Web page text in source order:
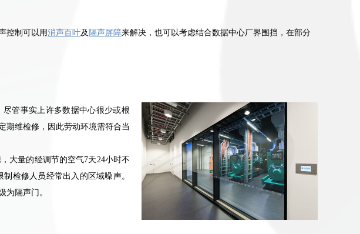
控制可以用消声百叶及 隔声屏障来解决，也可以考虑结合数据中心厂界围挡，在部分
管事实上许多数据中心很少或根
期维检修，因此劳动环境需符合当
大量的经调节的空气7天 24小时不
制检修人员经常出入的区域噪声。
为隔声门。